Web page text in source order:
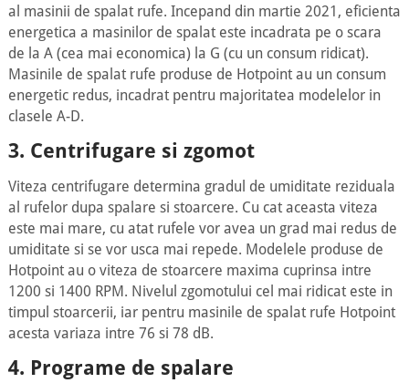
al masinii de spalat rufe. Incepand din martie 2021, eficienta
energetica a masinilor de spalat este incadrata pe o scara
de la A (cea mai economica) la G (cu un consum ridicat).
Masinile de spalat rufe produse de Hotpoint au un consum
energetic redus, incadrat pentru majoritatea modelelor in
clasele A-D.
3. Centrifugare si zgomot
Viteza centrifugare determina gradul de umiditate reziduala
al rufelor dupa spalare si stoarcere. Cu cat aceasta viteza
este mai mare, cu atat rufele vor avea un grad mai redus de
umiditate si se vor usca mai repede. Modelele produse de
Hotpoint au o viteza de stoarcere maxima cuprinsa intre
1200 si 1400 RPM. Nivelul zgomotului cel mai ridicat este in
timpul stoarcerii, iar pentru masinile de spalat rufe Hotpoint
acesta variaza intre 76 si 78 dB.
4. Programe de spalare